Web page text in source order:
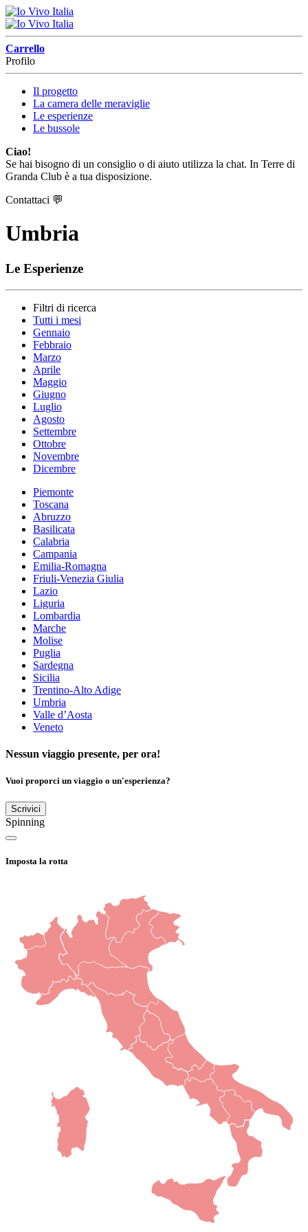
Carrello
Profilo
Il progetto
La camera delle meraviglie
Le esperienze
Le bussole
Ciao!
Se hai bisogno di un consiglio o di aiuto utilizza la chat. In Terre di
Granda Club è a tua disposizione.
Contattaci 💬
Umbria
Le Esperienze
Filtri di ricerca
Tutti i mesi
Gennaio
Febbraio
Marzo
Aprile
Maggio
Giugno
Luglio
Agosto
Settembre
Ottobre
Novembre
Dicembre
Piemonte
Toscana
Abruzzo
Basilicata
Calabria
Campania
Emilia-Romagna
Friuli-Venezia Giulia
Lazio
Liguria
Lombardia
Marche
Molise
Puglia
Sardegna
Sicilia
Trentino-Alto Adige
Umbria
Valle d’Aosta
Veneto
Nessun viaggio presente, per ora!
Vuoi proporci un viaggio o un'esperienza?
Scrivici
Spinning
Imposta la rotta